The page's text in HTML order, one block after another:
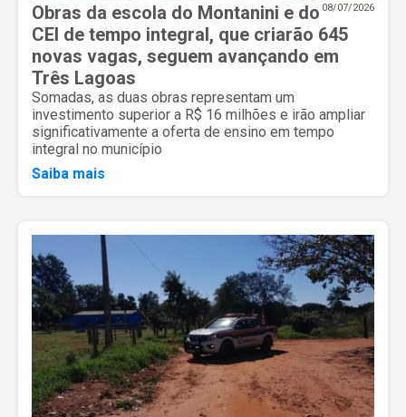
08/07/2026
Obras da escola do Montanini e do
CEI de tempo integral, que criarão 645
novas vagas, seguem avançando em
Três Lagoas
Somadas, as duas obras representam um
investimento superior a R$ 16 milhões e irão ampliar
significativamente a oferta de ensino em tempo
integral no município
Saiba mais